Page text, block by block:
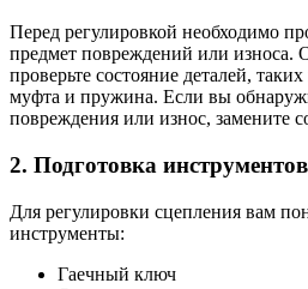
Перед регулировкой необходимо
предмет повреждений или износа.
проверьте состояние деталей,
муфта и пружина. Если вы
повреждения или износ, замените
2. Подготовка инструментов
Для регулировки сцепления вам
инструменты:
Гаечный ключ